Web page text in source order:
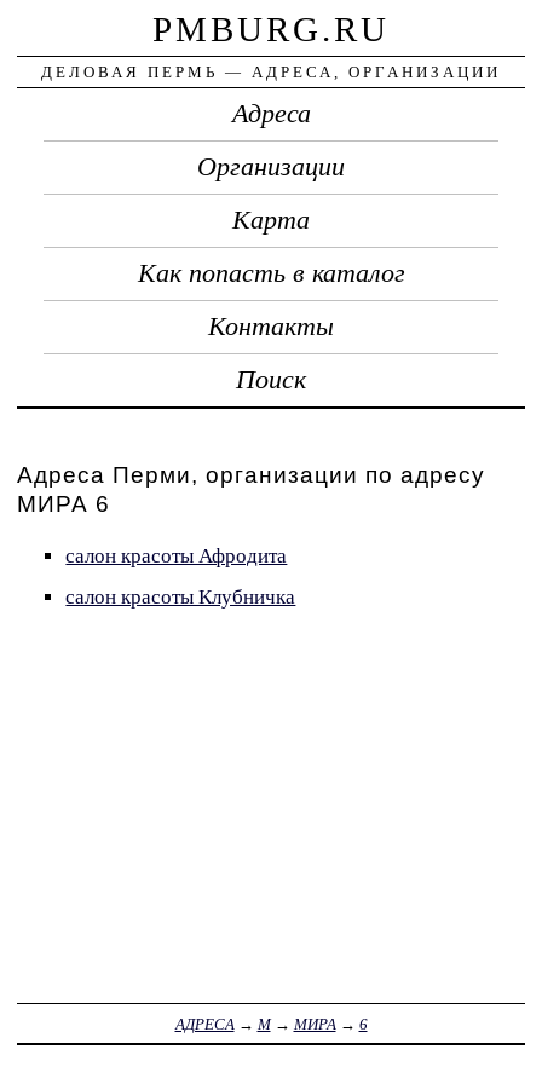
PMBURG.RU
ДЕЛОВАЯ ПЕРМЬ — АДРЕСА, ОРГАНИЗАЦИИ
Адреса
Организации
Карта
Как попасть в каталог
Контакты
Поиск
Адреса Перми, организации по адресу
МИРА 6
салон красоты Афродита
салон красоты Клубничка
АДРЕСА → М→ МИРА → 6